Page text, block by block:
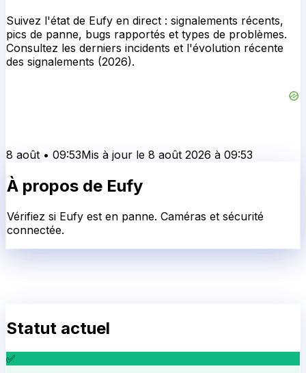
Suivez l'état de Eufy en direct : signalements récents,
pics de panne, bugs rapportés et types de problèmes.
Consultez les derniers incidents et l'évolution récente
des signalements (2026).
8 août • 09:53Mis à jour le 8 août 2026 à 09:53
À propos de Eufy
Vérifiez si Eufy est en panne. Caméras et sécurité
connectée.
Statut actuel
✅